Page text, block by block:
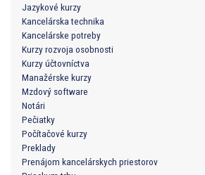
Jazykové kurzy
Kancelárska technika
Kancelárske potreby
Kurzy rozvoja osobnosti
Kurzy účtovníctva
Manažérske kurzy
Mzdový software
Notári
Pečiatky
Počítačové kurzy
Preklady
Prenájom kancelárskych priestorov